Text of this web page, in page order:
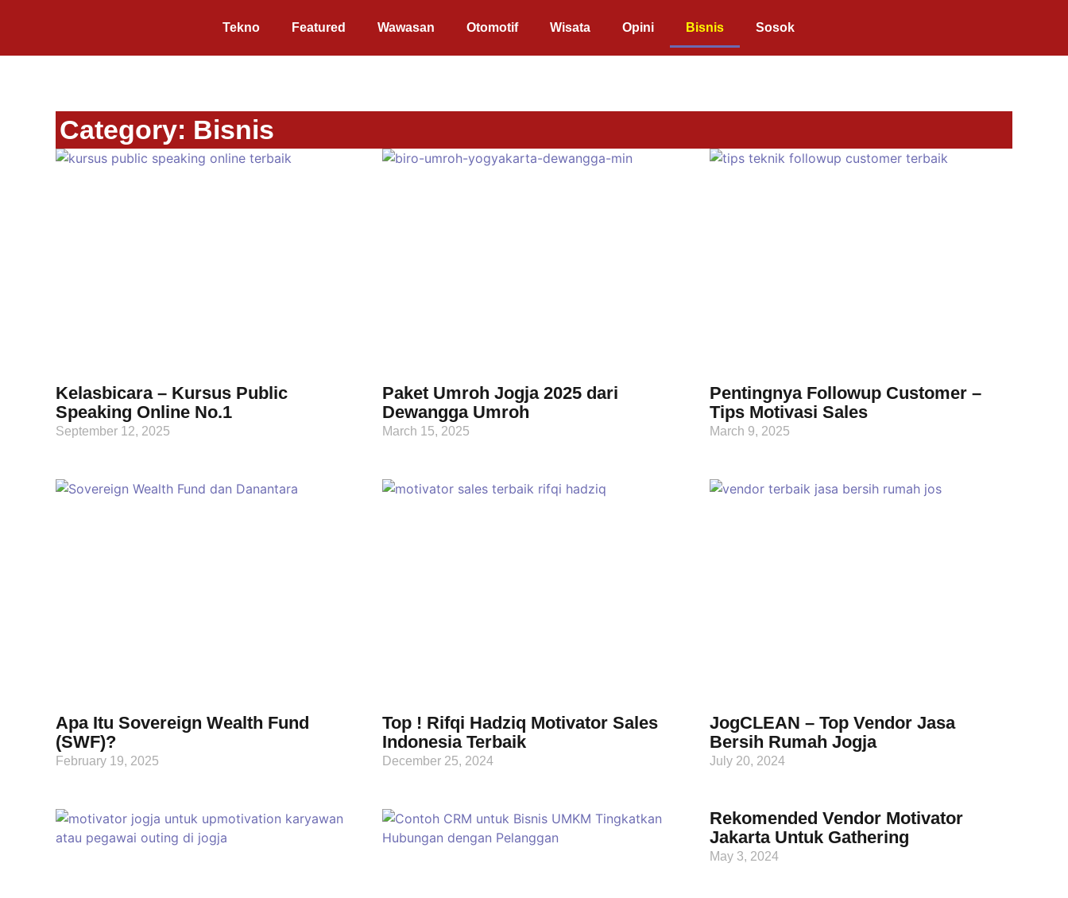
Tekno Featured Wawasan Otomotif Wisata Opini Bisnis Sosok
Category: Bisnis
Kelasbicara – Kursus Public
Speaking Online No.1
September 12, 2025
Paket Umroh Jogja 2025 dari
Dewangga Umroh
March 15, 2025
Pentingnya Followup Customer –
Tips Motivasi Sales
March 9, 2025
Apa Itu Sovereign Wealth Fund
(SWF)?
February 19, 2025
Top ! Rifqi Hadziq Motivator Sales
Indonesia Terbaik
December 25, 2024
JogCLEAN – Top Vendor Jasa
Bersih Rumah Jogja
July 20, 2024
Rekomended Vendor Motivator
Jakarta Untuk Gathering
May 3, 2024